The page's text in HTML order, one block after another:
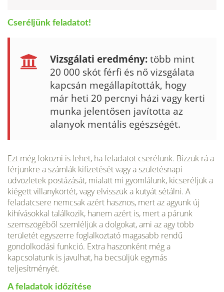
Cseréljünk feladatot!
Vizsgálati eredmény:több mint
20 000 skót férfi és nő vizsgálata
kapcsán megállapították, hogy
már heti 20 percnyi házi vagy kerti
munka jelentősen javította az
alanyok mentális egészségét.
Ezt még fokozni is lehet, ha feladatot cserélünk. Bízzuk rá a
férjünkre a számlák kifizetését vagy a születésnapi
üdvözletek postázását, mialatt mi gyomlálunk, kicseréljük a
kiégett villanykörtét, vagy elvisszük a kutyát sétálni. A
feladatcsere nemcsak azért hasznos, mert az agyunk új
kihívásokkal találkozik, hanem azért is, mert a párunk
szemszögéből szemléljük a dolgokat, ami az agy több
területét egyszerre foglalkoztató magasabb rendű
gondolkodási funkció. Extra haszonként még a
kapcsolatunk is javulhat, ha becsüljük egymás
teljesítményét.
A feladatok időzítése